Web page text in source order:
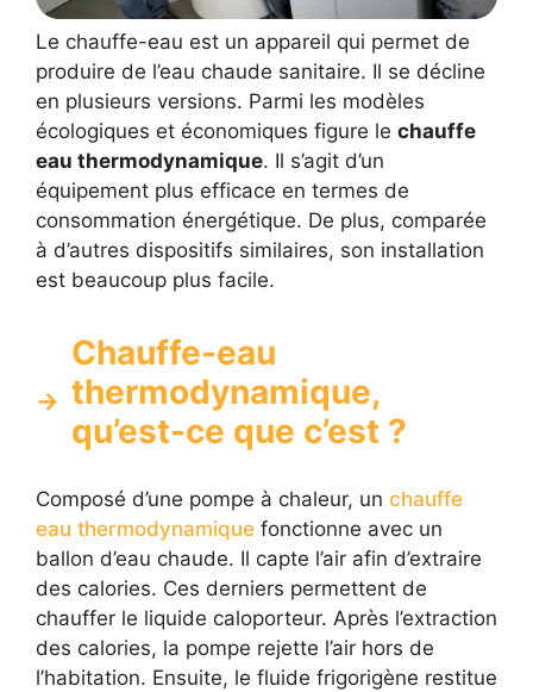
Le chauffe-eau est un appareil qui permet de
produire de l’eau chaude sanitaire. Il se décline
en plusieurs versions. Parmi les modèles
écologiques et économiques figure le chauffe
eau thermodynamique. Il s’agit d’un
équipement plus efficace en termes de
consommation énergétique. De plus, comparée
à d’autres dispositifs similaires, son installation
est beaucoup plus facile.
Chauffe-eau
thermodynamique,
qu’est-ce que c’est ?
Composé d’une pompe à chaleur, un chauffe
eau thermodynamique fonctionne avec un
ballon d’eau chaude. Il capte l’air afin d’extraire
des calories. Ces derniers permettent de
chauffer le liquide caloporteur. Après l’extraction
des calories, la pompe rejette l’air hors de
l’habitation. Ensuite, le fluide frigorigène restitue